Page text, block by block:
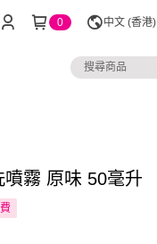
0 中文 (香港)
霧 原味 50毫升